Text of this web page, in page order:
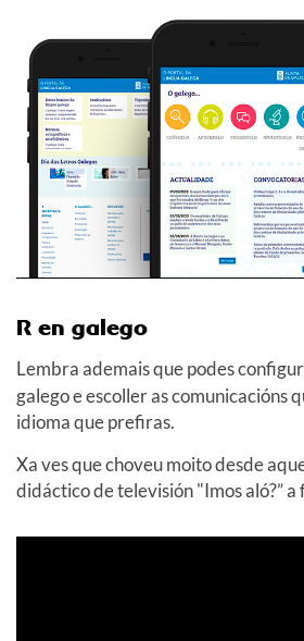
R en galego
Lembra ademais que podes
galego e escoller as comunicacións
idioma que prefiras.
Xa ves que choveu moito desde
didáctico de televisión "Imos aló?” a